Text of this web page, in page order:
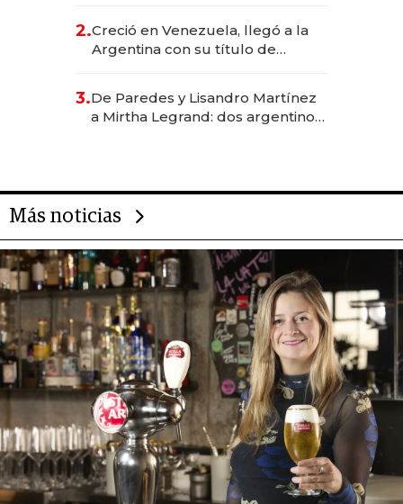
2.Creció en Venezuela, llegó a la
Argentina con su título de
las marcas "fast premium"
3.De Paredes y Lisandro Martínez
a Mirtha Legrand: dos argentinos
Más noticias